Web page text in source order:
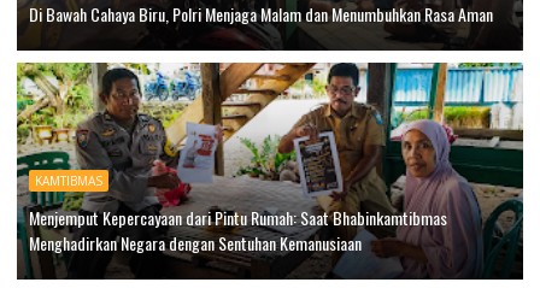
Di Bawah Cahaya Biru, Polri Menjaga Malam dan Menumbuhkan Rasa Aman
KAMTIBMAS
Menjemput Kepercayaan dari Pintu Rumah: Saat Bhabinkamtibmas
Menghadirkan Negara dengan Sentuhan Kemanusiaan